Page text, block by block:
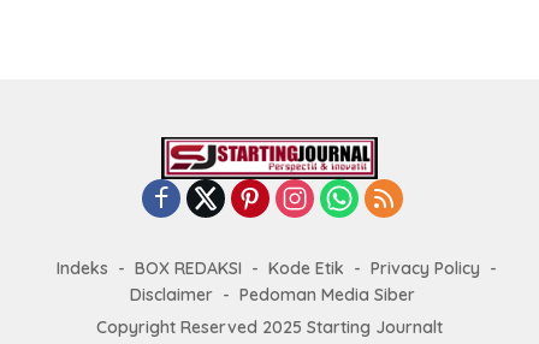
Indeks BOX REDAKSI Kode Etik
Privacy Policy
Disclaimer
Pedoman Media Siber
Copyright Reserved 2025 Starting Journalt